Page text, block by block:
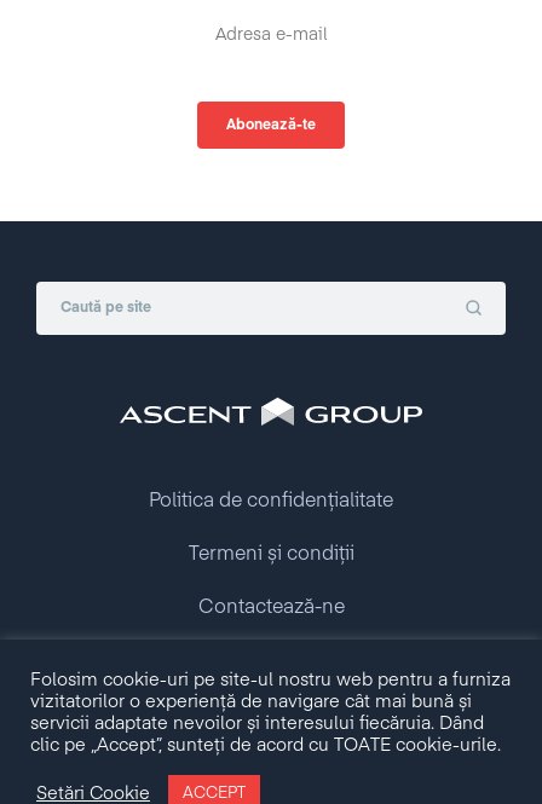
Copyright © 2009 - 2026 Ascent Group.
All rights reserved.
Politica de confidențialitate
Termeni și condiții
Contactează-ne
Folosim cookie-uri pe site-ul nostru web pentru a furniza
vizitatorilor o experiență de navigare cât mai bună și
servicii adaptate nevoilor și interesului fiecăruia. Dând
clic pe „Accept”, sunteți de acord cu TOATE cookie-urile.
Setări Cookie ACCEPT